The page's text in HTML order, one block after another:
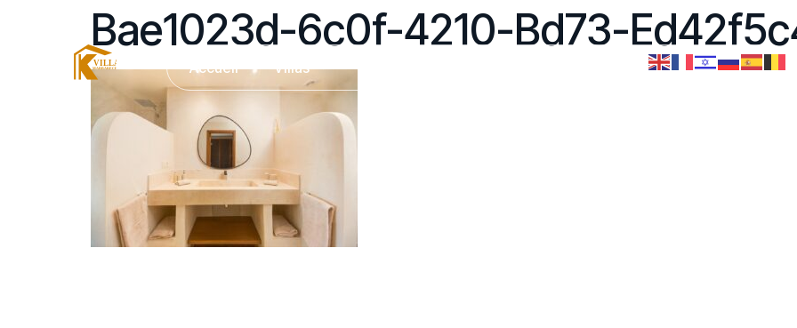
Accueil Villas
Bae1023d-6c0f-4210-Bd73-